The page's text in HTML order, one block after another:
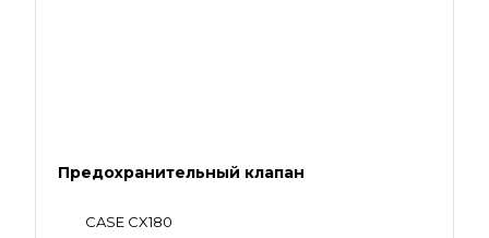
Предохранительный клапан
CASE CX180